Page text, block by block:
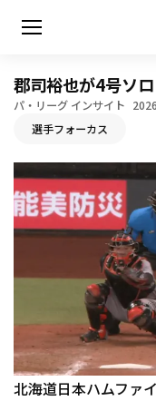
HOME
動画
日程・結果
順位表･成績
1軍公式戦
選手名鑑
郡司裕也が4号ソ
パ・リーグ インサイト
選手フォーカス
北海道日本ハムファ